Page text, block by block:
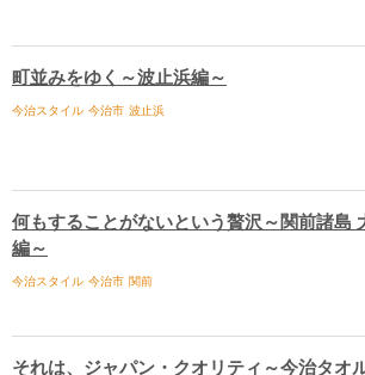
町並みをゆく～波止浜編～
今治スタイル 今治市 波止浜
何もすることがないという贅沢～関前諸島
編～
今治スタイル 今治市 関前
それは、ジャパン・クオリティ～今治タオ